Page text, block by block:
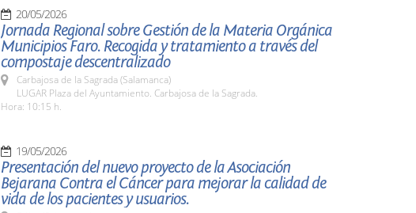
20/05/2026
Jornada Regional sobre Gestión de la Materia Orgánica
Municipios Faro. Recogida y tratamiento a través del
compostaje descentralizado
Carbajosa de la Sagrada (Salamanca)
LUGAR Plaza del Ayuntamiento. Carbajosa de la Sagrada.
Hora: 10:15 h.
19/05/2026
Presentación del nuevo proyecto de la Asociación
Bejarana Contra el Cáncer para mejorar la calidad de
vida de los pacientes y usuarios.